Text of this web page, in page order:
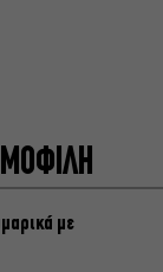
με